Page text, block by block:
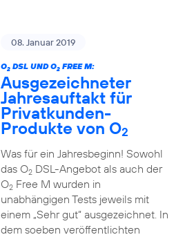
08. Januar 2019
O2DSL UND O2FREE M:
Ausgezeichneter
Jahresauftakt für
Privatkunden-
Produkte von O2
Was für ein Jahresbeginn! Sowohl
das O2DSL-Angebot als auch der
O2Free M wurden in
unabhängigen Tests jeweils mit
einem „Sehr gut“ ausgezeichnet. In
dem soeben veröffentlichten